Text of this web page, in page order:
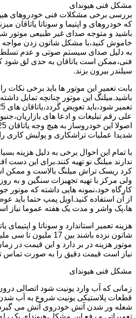
مشکل فنی هیوندای
بررسی برخی مشکلات فنی خودروهای
که خودروهای و اپتیما و سوناتا یاتاقان
باشید و متوجه صدای غیر طبیعی موتور
خاموش کنید،با مشکل شاتون زدن مواجه
به دلیل صدای سیستم صوتی و عدم تسلط
فنی،ممکن است یاتاقان به حدی لق شود
سیلندر بیرون بزند.
بابت تعمیر این موتور ها باید برخی نکات
باشید.میلنگ این موتور چنانچه تمایل
علی رقم تبلیغات و ادعا های
شدیدا عملیات تراشکاری و پولیش کاری
با تمام این احوال برخی به دلیل هزینه
ندارند میلنگ نو تهیه کنند.برای این دست
کرد ریسک تراش میلنگ بالاست و ممکن
ولی مرکز با تهیه تجهیزات سنگین و به
کارگاه خود،نمونه هایی داشته که موتور
از آن استفاده کنید.اویل پمپ حتما باید
ها،پک واشر و مدت یک هفته عموما نیاز
هزینه تعمیر استاندارد و سوناتا و
شاتون نزده باشند بین
موتور هزینه در بر دارد و این قیمت در
نیاز است قیمت دقیق را به صورت تماس
مشکل فنی هیوندای
زمانی که آب وارد یونیت شود اتصالی
قطعات پلاستیکی یونیت شروع به آب شدن
شعله ور شدن آتش خودروی آتش می
تعمیراتی و رفع این مشکل،هیوندای یک